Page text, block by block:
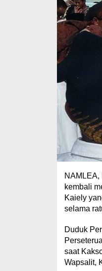
kembali
Kaiely
selama
Duduk
saat
Wapsalit,